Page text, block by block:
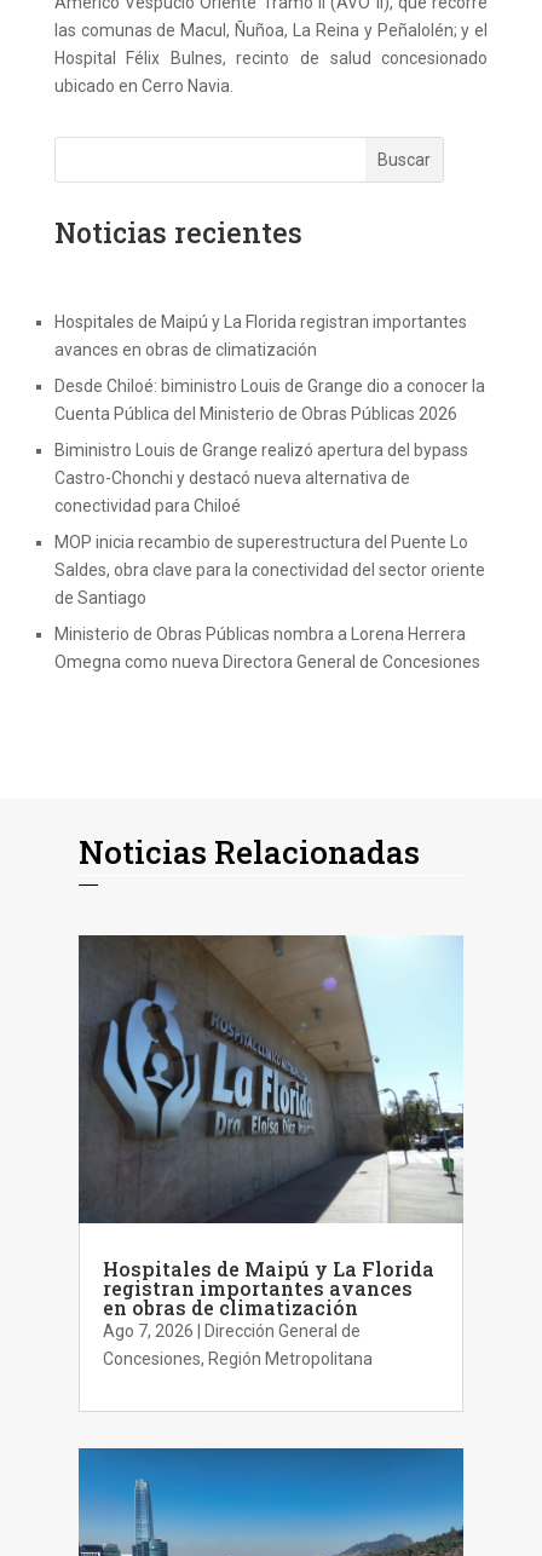
las comunas de Macul, Ñuñoa, La Reina y Peñalolén; y el
Hospital Félix Bulnes, recinto de salud concesionado
ubicado en Cerro Navia.
Noticias recientes
Hospitales de Maipú y La Florida registran importantes
avances en obras de climatización
Desde Chiloé: biministro Louis de Grange dio a conocer la
Cuenta Pública del Ministerio de Obras Públicas 2026
Biministro Louis de Grange realizó apertura del bypass
Castro-Chonchi y destacó nueva alternativa de
conectividad para Chiloé
MOP inicia recambio de superestructura del Puente Lo
Saldes, obra clave para la conectividad del sector oriente
de Santiago
Ministerio de Obras Públicas nombra a Lorena Herrera
Omegna como nueva Directora General de Concesiones
Noticias Relacionadas
Hospitales de Maipú y La Florida
registran importantes avances
en obras de climatización
Ago 7, 2026
Dirección General de
Concesiones, Región Metropolitana